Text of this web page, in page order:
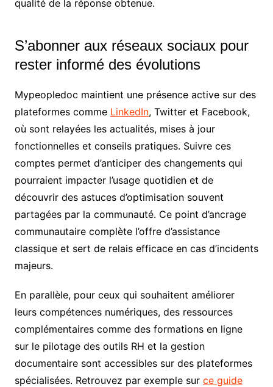
qualité de la réponse obtenue.
S’abonner aux réseaux sociaux pour
rester informé des évolutions
Mypeopledoc maintient une présence active sur des
plateformes comme LinkedIn, Twitter et Facebook,
où sont relayées les actualités, mises à jour
fonctionnelles et conseils pratiques. Suivre ces
comptes permet d’anticiper des changements qui
pourraient impacter l’usage quotidien et de
découvrir des astuces d’optimisation souvent
partagées par la communauté. Ce point d’ancrage
communautaire complète l’offre d’assistance
classique et sert de relais efficace en cas d’incidents
majeurs.
En parallèle, pour ceux qui souhaitent améliorer
leurs compétences numériques, des ressources
complémentaires comme des formations en ligne
sur le pilotage des outils RH et la gestion
documentaire sont accessibles sur des plateformes
spécialisées. Retrouvez par exemple sur ce guide